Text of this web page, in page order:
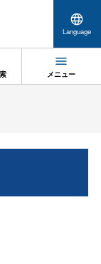
Language
メニュー